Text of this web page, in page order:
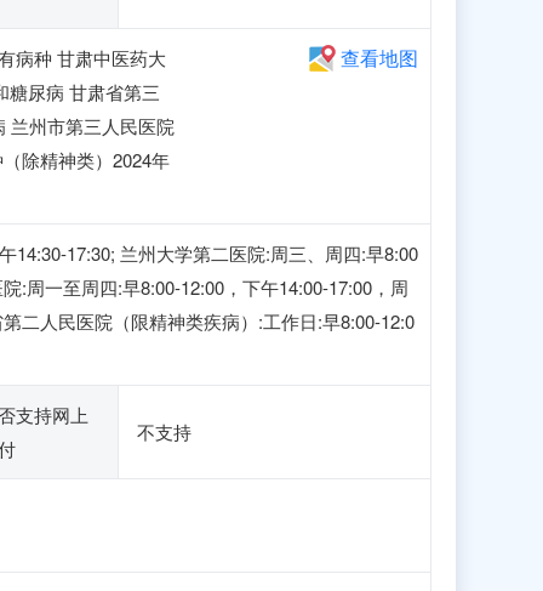
病种 甘肃中医药大
糖尿病 甘肃省第三
兰州市第三人民医院
除精神类）2024年
查看地图
14:30-17:30; 兰州大学第二医院:周三、周四:早8:00
:周一至周四:早8:00-12:00，下午14:00-17:00，周
二人民医院（限精神类疾病）:工作日:早8:00-12:0
支持网上
不支持